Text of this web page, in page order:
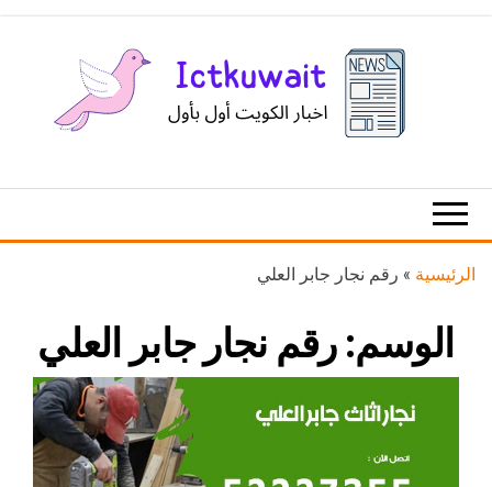
الكويت
الرئيسية » رقم نجار جابر العلي
الوسم:رقم نجار جابر العلي